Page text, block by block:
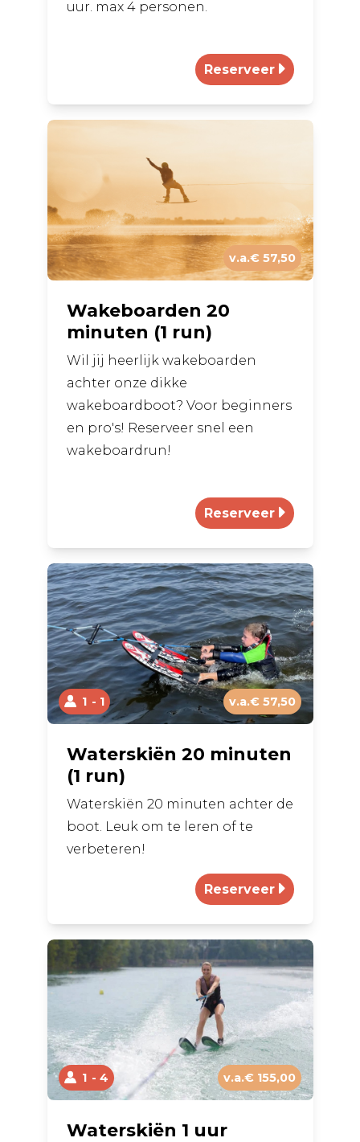
uur. max 4 personen.
v.a.€ 57,50
Wil jij heerlijk wakeboarden
achter onze dikke
wakeboardboot? Voor beginners
en pro's! Reserveer snel een
wakeboardrun!
Wakeboarden 20
minuten (1 run)
1 1 v.a.€ 57,50
Waterskiën 20 minuten achter de
boot. Leuk om te leren of te
verbeteren!
Waterskiën 20 minuten
(1 run)
1 4 v.a.€ 155,00
Waterskiën 1 uur